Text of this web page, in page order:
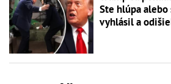
Ste hlúpa
vyhlásil a